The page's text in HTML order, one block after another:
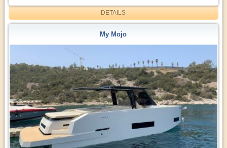
DETAILS
My Mojo